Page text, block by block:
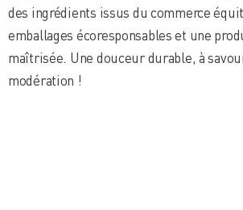
des ingrédients issus du commerce
emballages écoresponsables et une
maîtrisée. Une douceur durable, à
modération !